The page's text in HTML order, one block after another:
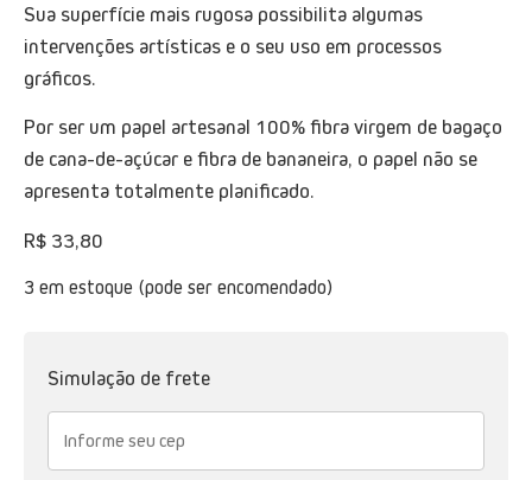
Sua superfície mais rugosa possibilita algumas
intervenções artísticas e o seu uso em processos
gráficos.
Por ser um papel artesanal 100% fibra virgem de bagaço
de cana-de-açúcar e fibra de bananeira, o papel não se
apresenta totalmente planificado.
R$ 33,80
3 em estoque (pode ser encomendado)
Simulação de frete